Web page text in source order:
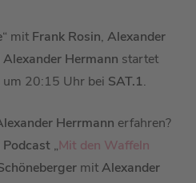
“ mit Frank Rosin, Alexander
Alexander Hermann startet
20:15 Uhr bei SAT.1.
Herrmann erfahren?
Podcast „Mit den Waffeln
mitAlexander